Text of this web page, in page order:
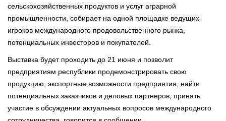
сельскохозяйственных продуктов и услуг аграрной
промышленности, собирает на одной площадке ведущих
игроков международного продовольственного рынка,
потенциальных инвесторов и покупателей.
Выставка будет проходить до 21 июня и позволит
предприятиям республики продемонстрировать свою
продукцию, экспортные возможности предприятия, найти
потенциальных заказчиков и деловых партнеров, принять
участие в обсуждении актуальных вопросов международного